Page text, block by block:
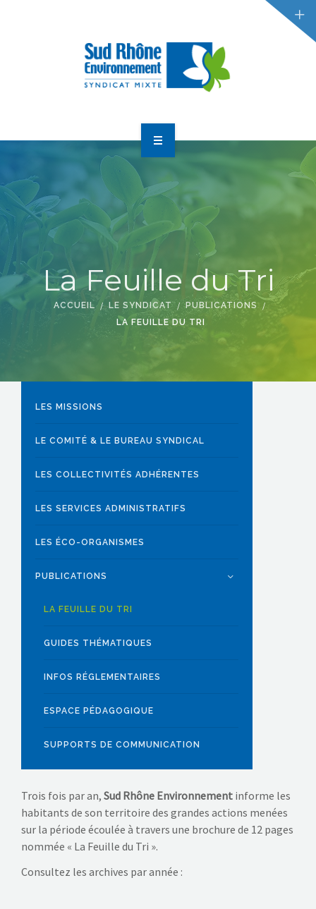
GESTION DES DÉCHETS
ACTUALITÉS
LE SYNDICAT
RÉDUCTION DES DÉCHETS
GESTION DES DÉCHETS
ACTUALITÉS
La Feuille du Tri
ACCUEIL LE SYNDICAT
PUBLICATIONS
LA FEUILLE DU TRI
LES MISSIONS
LE COMITÉ & LE BUREAU SYNDICAL
LES COLLECTIVITÉS ADHÉRENTES
LES SERVICES ADMINISTRATIFS
LES ÉCO-ORGANISMES
PUBLICATIONS
LA FEUILLE DU TRI
GUIDES THÉMATIQUES
INFOS RÉGLEMENTAIRES
ESPACE PÉDAGOGIQUE
SUPPORTS DE COMMUNICATION
Trois fois par an, Sud Rhône Environnement informe les
habitants de son territoire des grandes actions menées
sur la période écoulée à travers une brochure de 12 pages
nommée « La Feuille du Tri ».
Consultez les archives par année :